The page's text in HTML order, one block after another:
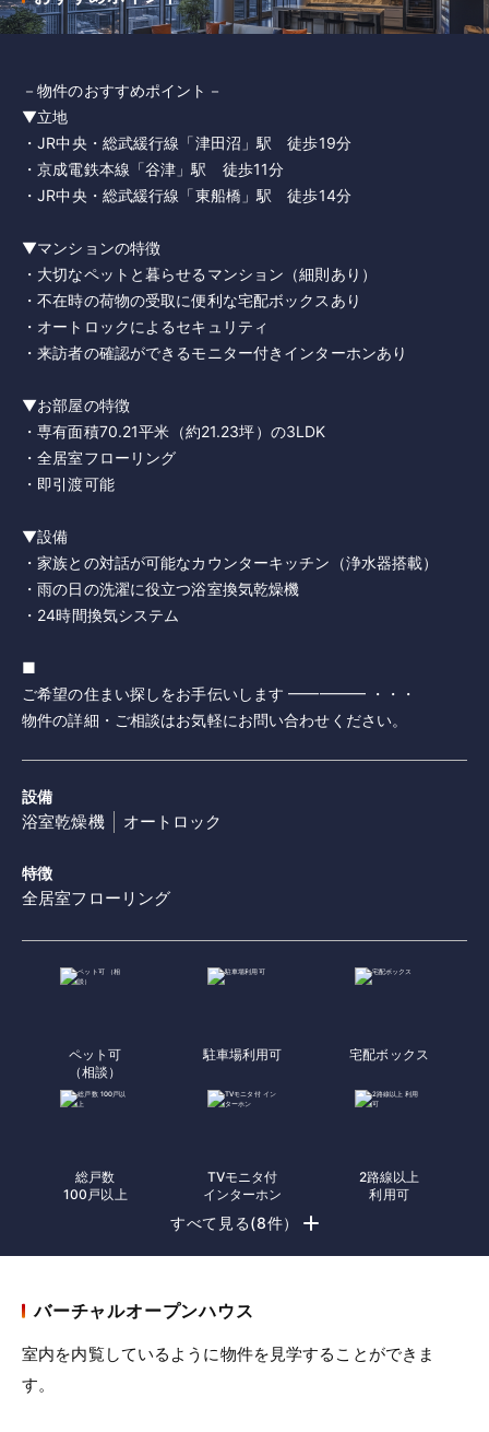
－物件のおすすめポイント－
▼立地
・JR中央・総武緩行線「津田沼」駅 徒歩19分
・京成電鉄本線「谷津」駅 徒歩11分
・JR中央・総武緩行線「東船橋」駅 徒歩14分
▼マンションの特徴
・大切なペットと暮らせるマンション（細則あり）
・不在時の荷物の受取に便利な宅配ボックスあり
・オートロックによるセキュリティ
・来訪者の確認ができるモニター付きインターホンあり
▼お部屋の特徴
・専有面積70.21平米（約21.23坪）の3LDK
・全居室フローリング
・即引渡可能
▼設備
・家族との対話が可能なカウンターキッチン（浄水器搭載）
・雨の日の洗濯に役立つ浴室換気乾燥機
・24時間換気システム
■
ご希望の住まい探しをお手伝いします ━━━━━ ・・・
物件の詳細・ご相談はお気軽にお問い合わせください。
設備
浴室乾燥機 オートロック
特徴
全居室フローリング
ペット可
（相談）
駐車場利用可 宅配ボックス
総戸数
100戸以上
TVモニタ付
インターホン
2路線以上
利用可
すべて見る(8件）
バーチャルオープンハウス
室内を内覧しているように物件を見学することができま
す。